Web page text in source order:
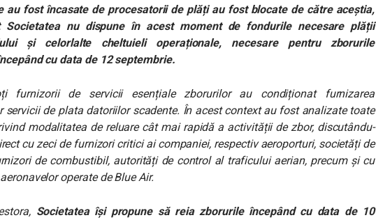
au fost încasate de procesatorii de plăți au fost blocate de către aceștia,
Societatea nu dispune în acest moment de fondurile necesare plății
și celorlalte cheltuieli operaționale, necesare pentru zborurile
cu data de 12 septembrie.
furnizorii de servicii esențiale zborurilor au condiționat furnizarea
servicii de plata datoriilor scadente. În acest context au fost analizate toate
modalitatea de reluare cât mai rapidă a activității de zbor, discutându-
cu zeci de furnizori critici ai companiei, respectiv aeroporturi, societăți de
de combustibil, autorități de control al traficului aerian, precum și cu
operate de Blue Air.
Societatea își propune să reia zborurile începând cu data de 10